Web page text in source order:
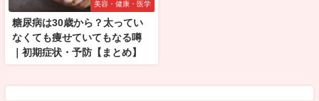
美容・健康・医学
糖尿病は30歳から？太ってい
なくても痩せていてもなる噂
｜初期症状・予防【まとめ】